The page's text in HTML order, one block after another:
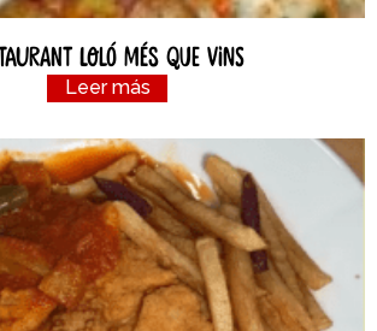
Loló Més Que Vins
Leer más